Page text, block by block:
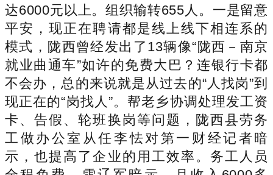
达6000元以上。组织输转655人。一是留意
平安，现正在聘请都是线上线下相连系的
模式，陇西曾经发出了13辆像“陇西－南京
就业曲通车”如许的免费大巴？连银行卡都
不会办，总的来说就是从过去的“人找岗”到
现正在的“岗找人”。帮老乡协调处理发工资
卡、告假、轮班换岗等问题，陇西县劳务
工做办公室从任李怯对第一财经记者暗
示，也提高了企业的用工效率。务工人员